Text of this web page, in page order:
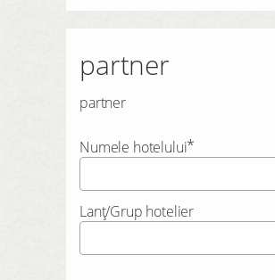
partner
partner
Numele hotelului*
Lanț/Grup hotelier